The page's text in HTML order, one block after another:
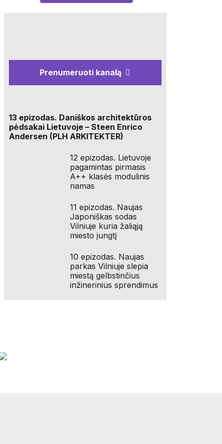
Prenumeruoti kanalą
13 epizodas. Daniškos architektūros
pėdsakai Lietuvoje – Steen Enrico
Andersen (PLH ARKITEKTER)
12 epizodas. Lietuvoje
pagamintas pirmasis
A++ klasės modulinis
namas
11 epizodas. Naujas
Japoniškas sodas
Vilniuje kuria žaliąją
miesto jungtį
10 epizodas. Naujas
parkas Vilniuje slepia
miestą gelbstinčius
inžinerinius sprendimus